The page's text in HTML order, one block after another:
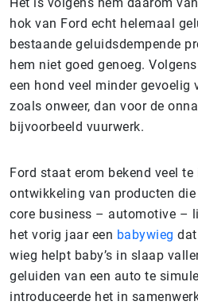
hok van Ford echt helemaal
bestaande geluidsdempende
hem niet goed genoeg.
een hond veel minder gevoelig
zoals onweer, dan voor de
bijvoorbeeld vuurwerk.
Ford staat erom bekend veel te
ontwikkeling van producten
core business – automotive –
het vorig jaar een babywieg
wieg helpt baby’s in slaap
geluiden van een auto te
introduceerde het in